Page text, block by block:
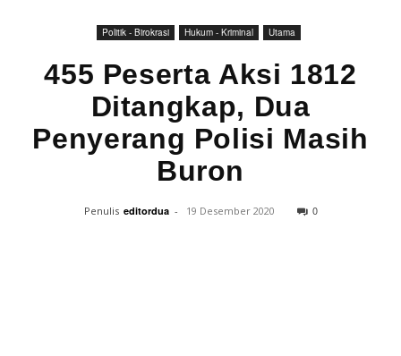
Politik - Birokrasi Hukum - Kriminal Utama
455 Peserta Aksi 1812
Ditangkap, Dua
Penyerang Polisi Masih
Buron
Penulis editordua - 19 Desember 2020 0